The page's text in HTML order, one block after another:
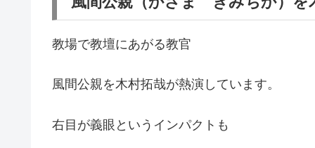
教場で教壇にあがる教官
風間公親を木村拓哉が熱演しています。
右目が義眼というインパクトも